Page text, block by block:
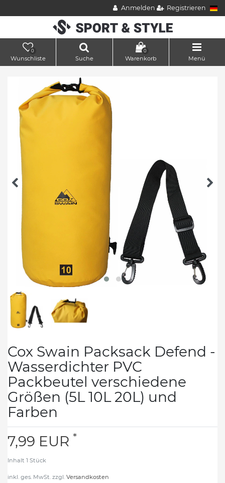
Anmelden Registrieren
0
Wunschliste Suche
0
Warenkorb Menü
Cox Swain Packsack Defend -
Wasserdichter PVC
Packbeutel verschiedene
Größen (5L 10L 20L) und
Farben
7,99 EUR *
Inhalt 1 Stück
inkl. ges. MwSt. zzgl. Versandkosten